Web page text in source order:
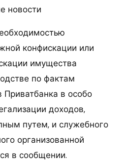
новости
конфискации или
имущества
по фактам
Приватбанка в особо
доходов,
путем, и служебного
организованной
в сообщении.